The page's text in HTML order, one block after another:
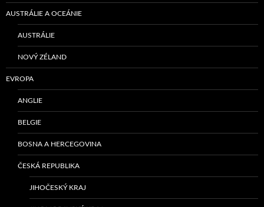
AUSTRÁLIE A OCEÁNIE
AUSTRÁLIE
NOVÝ ZÉLAND
EVROPA
ANGLIE
BELGIE
BOSNA A HERCEGOVINA
ČESKÁ REPUBLIKA
JIHOČESKÝ KRAJ